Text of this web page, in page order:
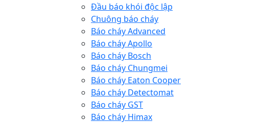
Đầu báo khói độc lập
Chuông báo cháy
Báo cháy Advanced
Báo cháy Apollo
Báo cháy Bosch
Báo cháy Chungmei
Báo cháy Eaton Cooper
Báo cháy Detectomat
Báo cháy GST
Báo cháy Himax